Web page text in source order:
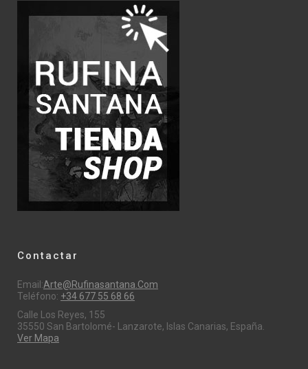
Contactar
Email:Arte@rufinasantana.com
Teléfono: +34 677 55 68 66
Calle Los Reyes, 155
35550 San Bartolomé- Lanzarote, Islas Canarias, España.
Ver Mapa